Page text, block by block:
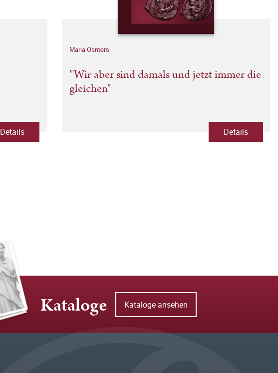
Details
Maria Osmers
"Wir aber sind damals und jetzt immer die
gleichen"
Details
Kataloge Kataloge ansehen